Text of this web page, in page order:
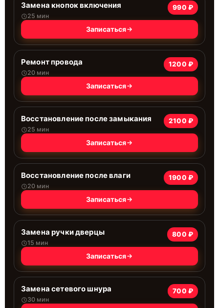
Замена кнопок включения
25 мин
990 ₽
Записаться
Ремонт провода
20 мин
1200 ₽
Записаться
Восстановление после замыкания
25 мин
2100 ₽
Записаться
Восстановление после влаги
20 мин
1900 ₽
Записаться
Замена ручки дверцы
15 мин
800 ₽
Записаться
Замена сетевого шнура
30 мин
700 ₽